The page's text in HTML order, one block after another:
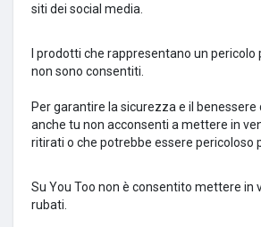
siti dei social media.
I prodotti che rappresentano un pericolo
non sono consentiti.
Per garantire la sicurezza e il benessere
anche tu non acconsenti a mettere in
ritirati o che potrebbe essere pericoloso
Su You Too non è consentito mettere in
rubati.